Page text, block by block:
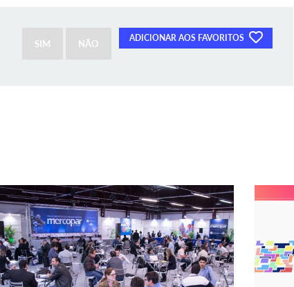
ADICIONAR AOS FAVORITOS
SIM NÃO